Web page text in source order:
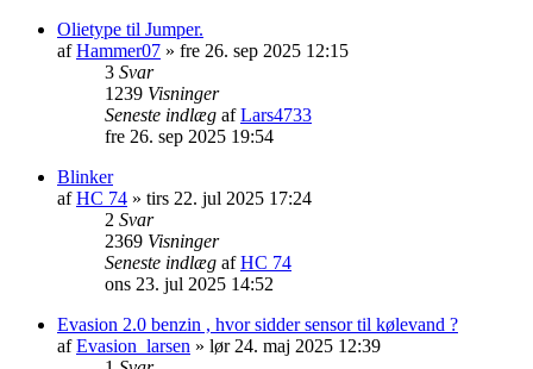
Olietype til Jumper.
afHammer07 » fre 26. sep 2025 12:15
3 Svar
1239 Visninger
Seneste indlæg afLars4733
fre 26. sep 2025 19:54
Blinker
afHC 74 » tirs 22. jul 2025 17:24
2 Svar
2369 Visninger
Seneste indlæg afHC 74
ons 23. jul 2025 14:52
Evasion 2.0 benzin , hvor sidder sensor til kølevand ?
afEvasion_larsen » lør 24. maj 2025 12:39